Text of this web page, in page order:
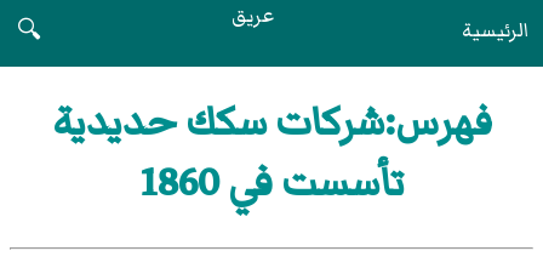
الرئيسية عريق
🔍
فهرس:شركات سكك حديدية
تأسست في 1860